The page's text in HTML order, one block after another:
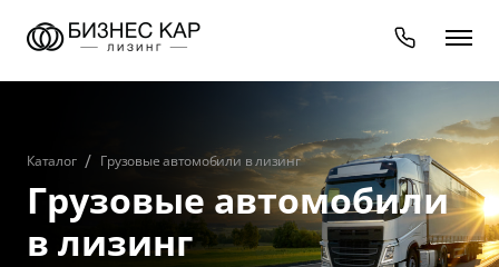
Каталог Грузовые автомобили в лизинг
Грузовые автомобили
в лизинг